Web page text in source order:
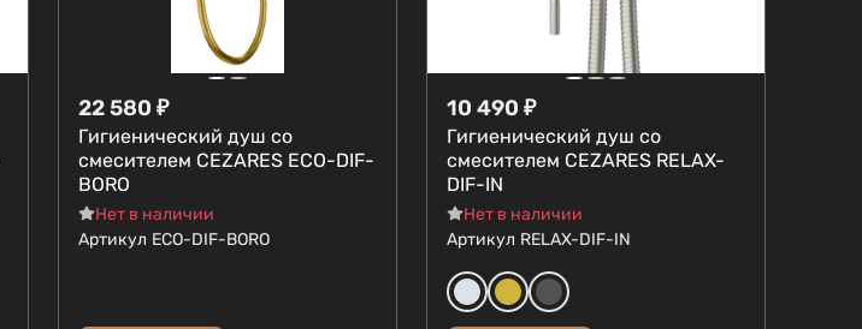
22 580 ₽
Гигиенический душ со
смесителем CEZARES ECO-DIF-
BORO
Нет в наличии
Артикул ECO-DIF-BORO
10 490 ₽
Гигиенический душ со
смесителем CEZARES RELAX-
DIF-IN
Нет в наличии
Артикул RELAX-DIF-IN